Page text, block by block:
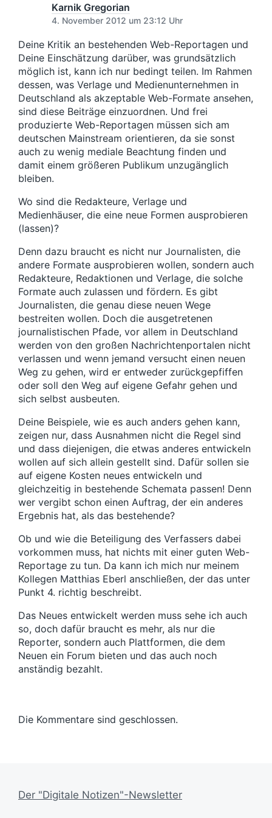
t
r
a
g
:
i
t
r
a
g
:
Karnik Gregorian
4. November 2012 um 23:12 Uhr
Deine Kritik an bestehenden Web-Reportagen und
Deine Einschätzung darüber, was grundsätzlich
möglich ist, kann ich nur bedingt teilen. Im Rahmen
dessen, was Verlage und Medienunternehmen in
Deutschland als akzeptable Web-Formate ansehen,
sind diese Beiträge einzuordnen. Und frei
produzierte Web-Reportagen müssen sich am
deutschen Mainstream orientieren, da sie sonst
auch zu wenig mediale Beachtung finden und
damit einem größeren Publikum unzugänglich
bleiben.
Wo sind die Redakteure, Verlage und
Medienhäuser, die eine neue Formen ausprobieren
(lassen)?
Denn dazu braucht es nicht nur Journalisten, die
andere Formate ausprobieren wollen, sondern auch
Redakteure, Redaktionen und Verlage, die solche
Formate auch zulassen und fördern. Es gibt
Journalisten, die genau diese neuen Wege
bestreiten wollen. Doch die ausgetretenen
journalistischen Pfade, vor allem in Deutschland
werden von den großen Nachrichtenportalen nicht
verlassen und wenn jemand versucht einen neuen
Weg zu gehen, wird er entweder zurückgepfiffen
oder soll den Weg auf eigene Gefahr gehen und
sich selbst ausbeuten.
Deine Beispiele, wie es auch anders gehen kann,
zeigen nur, dass Ausnahmen nicht die Regel sind
und dass diejenigen, die etwas anderes entwickeln
wollen auf sich allein gestellt sind. Dafür sollen sie
auf eigene Kosten neues entwickeln und
gleichzeitig in bestehende Schemata passen! Denn
wer vergibt schon einen Auftrag, der ein anderes
Ergebnis hat, als das bestehende?
Ob und wie die Beteiligung des Verfassers dabei
vorkommen muss, hat nichts mit einer guten Web-
Reportage zu tun. Da kann ich mich nur meinem
Kollegen Matthias Eberl anschließen, der das unter
Punkt 4. richtig beschreibt.
Das Neues entwickelt werden muss sehe ich auch
so, doch dafür braucht es mehr, als nur die
Reporter, sondern auch Plattformen, die dem
Neuen ein Forum bieten und das auch noch
anständig bezahlt.
Die Kommentare sind geschlossen.
Der "Digitale Notizen"-Newsletter